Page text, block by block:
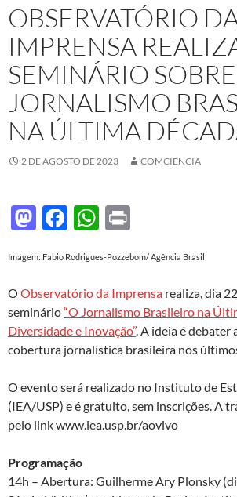
OBSERVATÓRIO
IMPRENSA
SEMINÁRIO
JORNALISMO
NA ÚLTIMA
2 DE AGOSTO DE 2023 COMCIENCIA
M
to
d
o
n
F
e
b
o
o
W
at
s
A
p
nt
Imagem: Fabio Rodrigues-Pozzebom/ Agência Brasil
O Observatório da Imprensa realiza, dia
seminário“O Jornalismo Brasileiro na
Diversidade e Inovação”. A ideia é debater
cobertura jornalística brasileira nos
O evento será realizado no Instituto de
(IEA/USP) e é gratuito, sem inscrições. A
pelo link www.iea.usp.br/aovivo
Programação
14h – Abertura: Guilherme Ary Plonsky